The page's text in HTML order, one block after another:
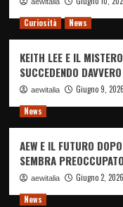
Curiosità News
KEITH LEE E IL
SUCCEDENDO
aewitalia Giugno 9, 2026
News
AEW E IL FUTURO
SEMBRA PREOCCUPATO
aewitalia Giugno 2, 2026
News